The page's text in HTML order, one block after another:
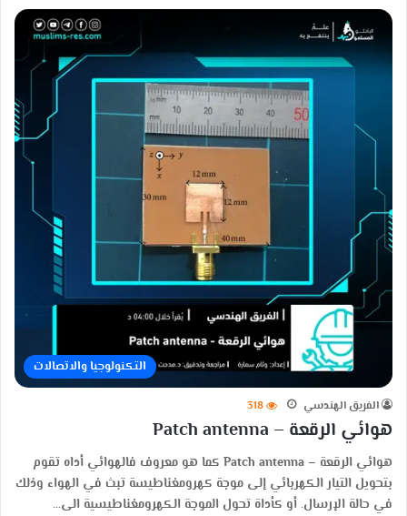
التكنولوجيا والاتصالات
الفريق الهندسي 318
هوائي الرقعة – Patch antenna
هوائي الرقعة – Patch antenna كما هو معروف فالهوائي أداه تقوم
بتحويل التيار الكهربائي إلى موجة كهرومغناطيسة تبث في الهواء وذلك
في حالة الإرسال. أو كأداة تحول الموجة الكهرومغناطيسية الى…